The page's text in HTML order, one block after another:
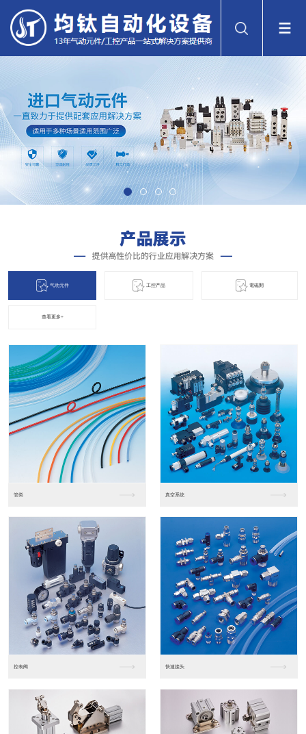
气动元件 工控产品 電磁閞
查看更多+
进口松下PLC2 进口松下PLC
东莞松下PLC 松下人机界面GT07